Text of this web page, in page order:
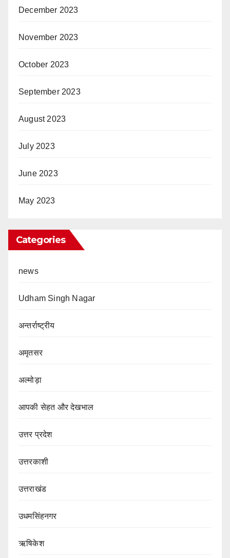
December 2023
November 2023
October 2023
September 2023
August 2023
July 2023
June 2023
May 2023
Categories
news
Udham Singh Nagar
अन्तर्राष्ट्रीय
अमृतसर
अल्मोड़ा
आपकी सेहत और देखभाल
उत्तर प्रदेश
उत्तरकाशी
उत्तराखंड
उधमसिंहनगर
ऋषिकेश